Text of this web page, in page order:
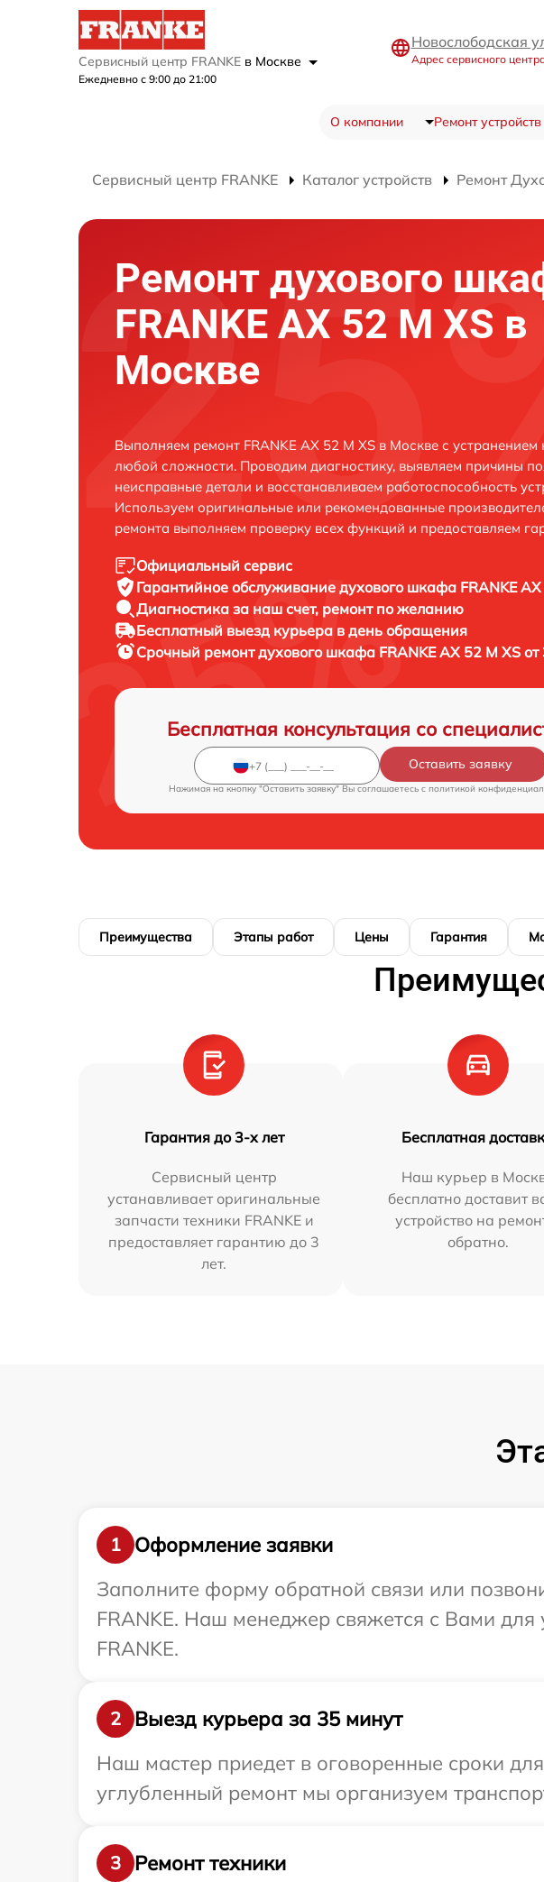
Сервисный центр FRANKE в Москве
Ежедневно с 9:00 до 21:00
Новослободская
Адрес сервисного
О компании Ремонт устройств
Сервисный центр FRANKE Каталог устройств Ремонт
Ремонт духового
FRANKE AX 52 M XS в
Москве
Выполняем ремонт FRANKE AX 52 M XS в Москве с устранением
любой сложности. Проводим диагностику, выявляем причины
неисправные детали и восстанавливаем работоспособность
Используем оригинальные или рекомендованные
ремонта выполняем проверку всех функций и предоставляем
Официальный сервис
Гарантийное обслуживание духового шкафа FRANKE
Диагностика за наш счет, ремонт по желанию
Бесплатный выезд курьера в день обращения
Срочный ремонтдухового шкафа FRANKE AX 52 M XS
Бесплатная консультация со
Оставить заявку
Нажимая на кнопку "Оставить заявку" Вы соглашаетесь c политикой
Преимущества Этапы работ Цены Гарантия
Гарантия до 3-х лет
Сервисный центр
устанавливает оригинальные
запчасти техники FRANKE и
предоставляет гарантию до 3
лет.
Бесплатная
Наш курьер в
бесплатно доставит
устройство на
обратно.
1
Оформление заявки
Заполните форму обратной связи или
FRANKE. Наш менеджер свяжется с Вами
FRANKE.
2
Выезд курьера за 35 минут
Наш мастер приедет в оговоренные сроки
углубленный ремонт мы организуем
3
Ремонт техники